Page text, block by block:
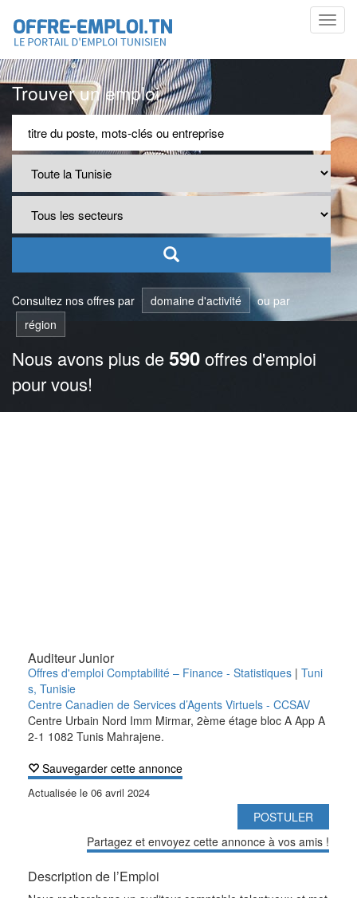
Trouver un emploi
Consultez nos offres par domaine d'activité
ou par
région
Nous avons plus de590offres d'emploi
pour vous!
Auditeur Junior
Offres d'emploi Comptabilité – Finance - Statistiques | Tuni
s, Tunisie
Centre Canadien de Services d’Agents Virtuels - CCSAV
Centre Urbain Nord Imm Mirmar, 2ème étage bloc A App A
2-1 1082 Tunis Mahrajene.
Sauvegarder cette annonce
Actualisée le 06 avril 2024
POSTULER
Partagez et envoyez cette annonce à vos amis !
Description de l’Emploi